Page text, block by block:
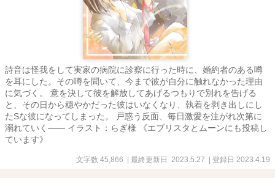
詩音は怪我をして実家の病院に診察に行った時に、婚約者のある噂
を耳にした。その噂を聞いて、今まで彼が自分に触れなかった理由
に気づく。 意を決して彼を解放してあげるつもりで別れを告げる
と、その日から穏やかだった彼はいなくなり、執着を剥き出しにし
たSな彼になってしまった。 戸惑う反面、毎日激愛を注がれ次第に
溺れていく―― イラスト：らぎ様 《エブリスタとムーンにも投稿し
ています》
文字数 45,866 | 最終更新日 2023.5.27 | 登録日 2023.4.19